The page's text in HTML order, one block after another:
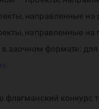
направленные на
направленные на
в заочном формате:
.
флагманский конкурс